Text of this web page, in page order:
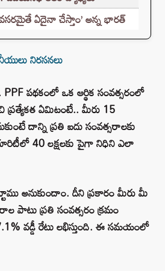
ఏదైనా చేస్తాం’ అన్న భారత్
నిరసనలు
పథకంలో ఒక ఆర్థిక సంవత్సరంలో
ప్రత్యేకత ఏమిటంటే.. మీరు 15
దాన్ని ప్రతి ఐదు సంవత్సరాలకు
40 లక్షలకు పైగా నిధిని ఎలా
అనుకుందాం. దీని ప్రకారం మీరు మీ
పాటు ప్రతి సంవత్సరం క్రమం
వడ్డీ రేటు లభిస్తుంది. ఈ సమయంలో